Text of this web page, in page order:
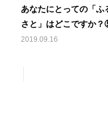
あなたにとっての「ふ
さと」はどこですか
2019.09.16